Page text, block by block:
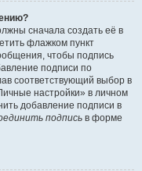
сначала создать её в
флажком пункт
чтобы подпись
подписи по
соответствующий выбор в
настройки» в личном
добавление подписи в
подпись в форме